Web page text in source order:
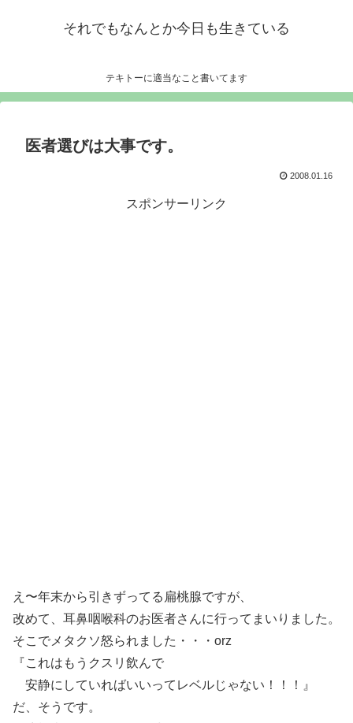
それでもなんとか今日も生きている
テキトーに適当なこと書いてます
医者選びは大事です。
2008.01.16
スポンサーリンク
え〜年末から引きずってる扁桃腺ですが、
改めて、耳鼻咽喉科のお医者さんに行ってまいりました。
そこでメタクソ怒られました・・・orz
『これはもうクスリ飲んで
安静にしていればいいってレベルじゃない！！！』
だ、そうです。